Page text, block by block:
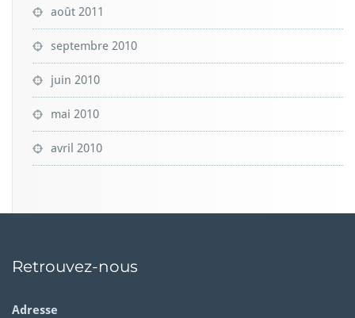
août 2011
septembre 2010
juin 2010
mai 2010
avril 2010
Retrouvez-nous
Adresse